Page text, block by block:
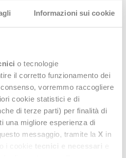
Informazioni sui cookie
o tecnologie
il corretto funzionamento dei
vorremmo raccogliere
cookie statistici e di
di terze parti) per finalità di
una migliore esperienza di
messaggio, tramite la X in
anche all’AI generativa: una
per ottimizzare la produzione,
gli sprechi, ma che deve essere
amplificare le inefficienze invece di
la soluzione, è lo strumento. La vera
chain più locali, circolari e
alleato strategico in questo
a portare il nostro contributo
per costruire insieme il futuro della
più sostenibile, più intelligente